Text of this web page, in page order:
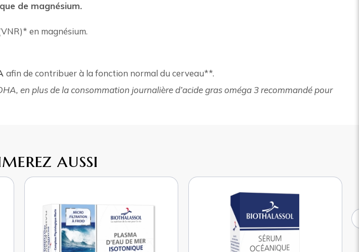
de magnésium.
en magnésium.
afin de contribuer à la fonction normal du cerveau**.
en plus de la consommation journalière d’acide gras oméga 3 recommandé pour
aussi